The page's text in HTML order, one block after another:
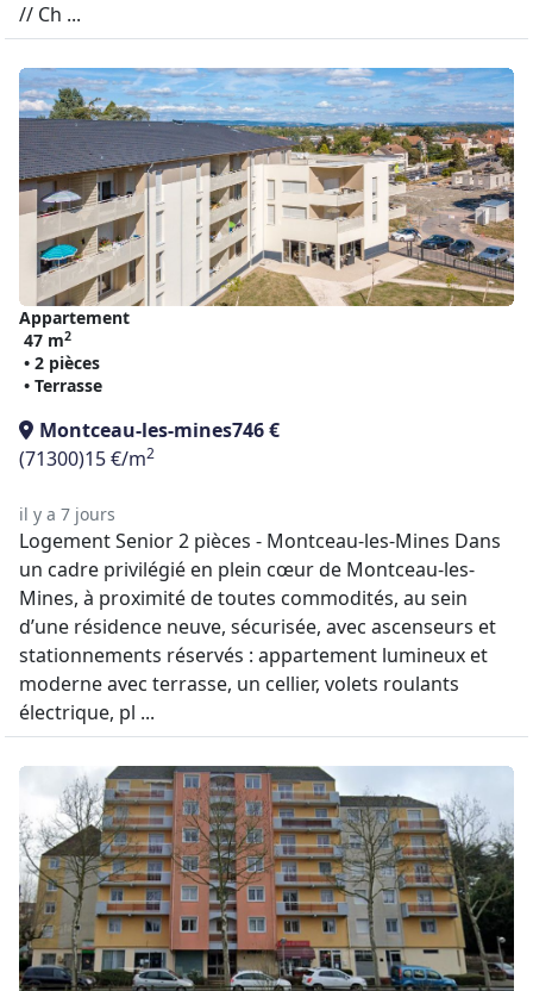
// Ch ...
Appartement
47 m2
• 2 pièces
• Terrasse
Montceau-les-mines746 €
(71300)15 €/m2
il y a 7 jours
Logement Senior 2 pièces - Montceau-les-Mines Dans
un cadre privilégié en plein cœur de Montceau-les-
Mines, à proximité de toutes commodités, au sein
d’une résidence neuve, sécurisée, avec ascenseurs et
stationnements réservés : appartement lumineux et
moderne avec terrasse, un cellier, volets roulants
électrique, pl ...